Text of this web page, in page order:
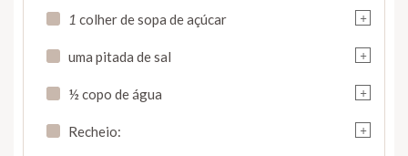
+
1 colher de sopa de açúcar
+
uma pitada de sal
+
½ copo de água
+
Recheio: